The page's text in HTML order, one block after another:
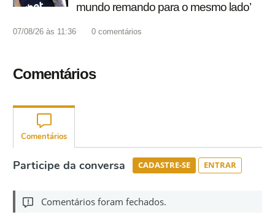
mundo remando para o mesmo lado’
07/08/26 às 11:36 0 comentários
Comentários